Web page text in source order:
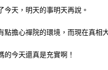
天，明天的事明天再說。
擔心禪院的環境，而現在真相
的今天還真是充實啊！